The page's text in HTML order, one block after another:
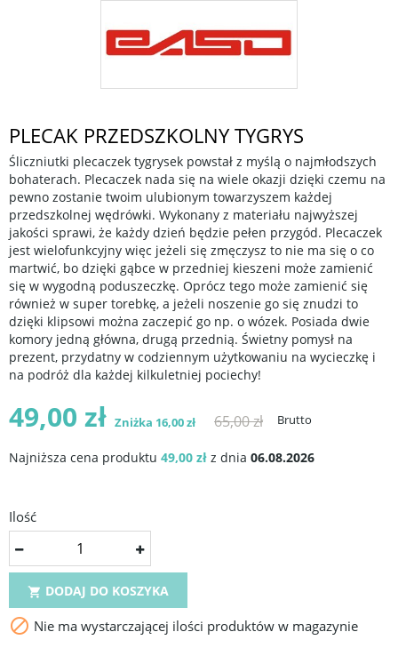
PLECAK PRZEDSZKOLNY TYGRYS
Śliczniutki plecaczek tygrysek powstał z myślą o najmłodszych
bohaterach. Plecaczek nada się na wiele okazji dzięki czemu na
pewno zostanie twoim ulubionym towarzyszem każdej
przedszkolnej wędrówki. Wykonany z materiału najwyższej
jakości sprawi, że każdy dzień będzie pełen przygód. Plecaczek
jest wielofunkcyjny więc jeżeli się zmęczysz to nie ma się o co
martwić, bo dzięki gąbce w przedniej kieszeni może zamienić
się w wygodną poduszeczkę. Oprócz tego może zamienić się
również w super torebkę, a jeżeli noszenie go się znudzi to
dzięki klipsowi można zaczepić go np. o wózek. Posiada dwie
komory jedną główna, drugą przednią. Świetny pomysł na
prezent, przydatny w codziennym użytkowaniu na wycieczkę i
na podróż dla każdej kilkuletniej pociechy!
49,00 zł Zniżka 16,00 zł 65,00 zł Brutto
Najniższa cena produktu 49,00 zł z dnia 06.08.2026
Ilość
 DODAJ DO KOSZYKA
 Nie ma wystarczającej ilości produktów w magazynie